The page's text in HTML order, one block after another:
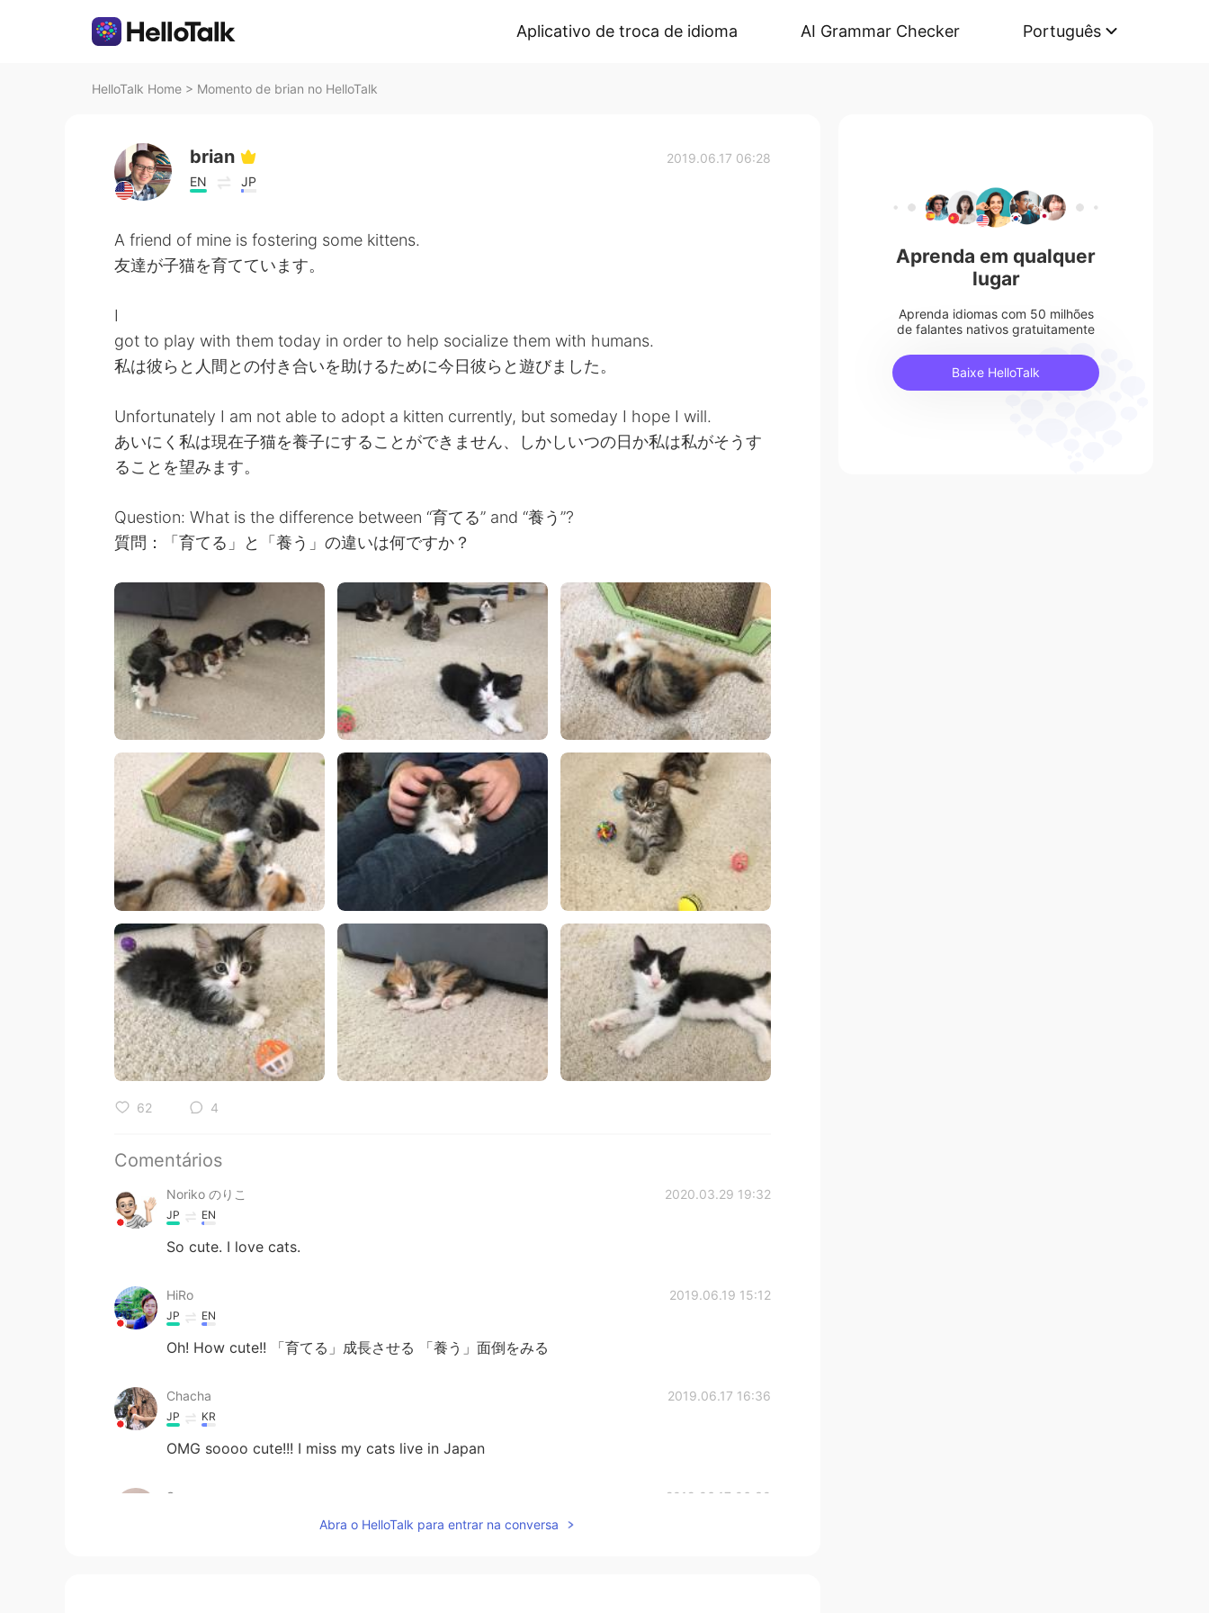
Aplicativo de troca de idioma AI Grammar Checker Português
HelloTalk Home > Momento de brian no HelloTalk
brian
EN JP
2019.06.17 06:28
A friend of mine is fostering some kittens.
友達が子猫を育てています。
I
got to play with them today in order to help socialize them with humans.
私は彼らと人間との付き合いを助けるために今日彼らと遊びました。
Unfortunately I am not able to adopt a kitten currently, but someday I hope I will.
あいにく私は現在子猫を養子にすることができません、しかしいつの日か私は私がそうす
ることを望みます。
Question: What is the difference between “育てる” and “養う”?
質問：「育てる」と「養う」の違いは何ですか？
62 4
Comentários
Noriko のりこ 2020.03.29 19:32
JP EN
So cute. I love cats.
HiRo 2019.06.19 15:12
JP EN
Oh! How cute!! 「育てる」成長させる 「養う」面倒をみる
Chacha 2019.06.17 16:36
JP KR
OMG soooo cute!!! I miss my cats live in Japan
Sa 2019.06.17 06:30
Abra o HelloTalk para entrar na conversa
Aprenda em qualquer
lugar
Aprenda idiomas com 50 milhões
de falantes nativos gratuitamente
Baixe HelloTalk